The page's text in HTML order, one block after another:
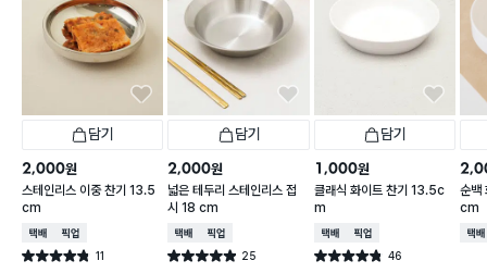
담기
2,000원
스테인리스 이중 찬기 13.5
cm
택배배송매장픽업
별점 4.8점 11
건 작성
담기
2,000원
넓은 테두리 스테인리스 접
시 18 cm
택배배송매장픽업
별점 4.9점 25
건 작성
담기
1,000원
클래식 화이트 찬기 13.5c
m
택배배송매장픽업
별점 4.8점 46
건 작성
순백
cm
택배